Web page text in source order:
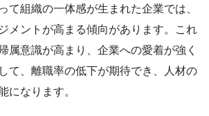
て組織の一体感が生まれた企業では、
メントが高まる傾向があります。これ
属意識が高まり、企業への愛着が強く
て、離職率の低下が期待でき、人材の
になります。